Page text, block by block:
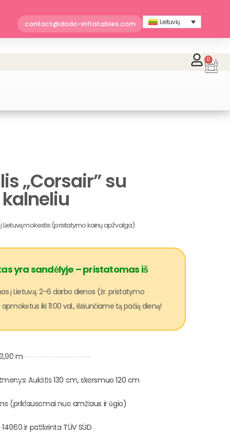
contact@dodo-inflatables.com Lietuvių
0
„Corsair” su
Lietuvą mokestis (pristatymo kainų apžvalga)
yra sandėlyje – pristatomas iš
į Lietuvą: 2–6 darbo dienos (žr. pristatymo
iki 11:00 val., išsiunčiame tą pačią dieną!
m
Aukštis 130 cm, skersmuo 120 cm
(priklausomai nuo amžiaus ir ūgio)
ir patikrinta TÜV SÜD